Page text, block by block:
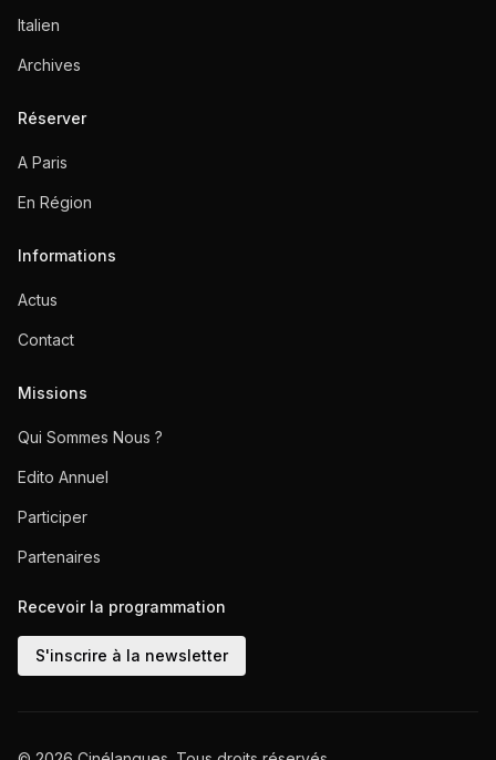
Italien
Archives
Réserver
A Paris
En Région
Informations
Actus
Contact
Missions
Qui Sommes Nous ?
Edito Annuel
Participer
Partenaires
Recevoir la programmation
S'inscrire à la newsletter